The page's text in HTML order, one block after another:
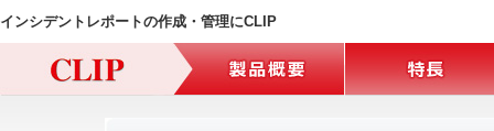
インシデントレポートの作成・管理にCLIP